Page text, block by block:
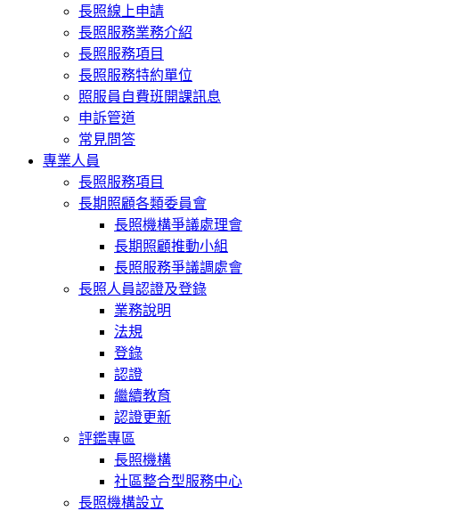
長照線上申請
長照服務業務介紹
長照服務項目
長照服務特約單位
照服員自費班開課訊息
申訴管道
常見問答
專業人員
長照服務項目
長期照顧各類委員會
長照機構爭議處理會
長期照顧推動小組
長照服務爭議調處會
長照人員認證及登錄
業務說明
法規
登錄
認證
繼續教育
認證更新
評鑑專區
長照機構
社區整合型服務中心
長照機構設立